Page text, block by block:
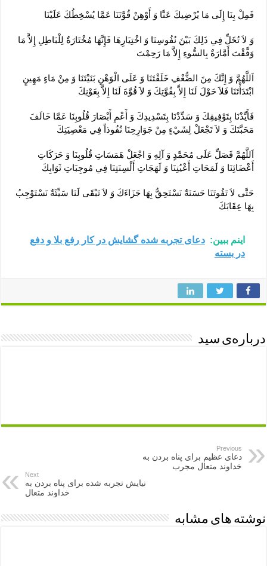
فَمِلْ بِنَا إِلَى مَا يُرْضِيكَ عَنَّا وَ أَوْهِنْ قُوَّتَنَا عَمَّا يُسْخِطُكَ عَلَيْنَا
وَ لاَ تُخَلِّ فِي ذَلِكَ بَيْنَ نُفُوسِنَا وَ اخْتِيَارِهَا فَإِنَّهَا مُخْتَارَةٌ لِلْبَاطِلِ إِلاَّ مَا
وَفَّقْتَ أَمَّارَةٌ بِالسُّوءِ إِلاَّ مَا رَحِمْتَ‏
اَللَّهُمَّ وَ إِنَّكَ مِنَ الضُّعْفِ خَلَقْتَنَا وَ عَلَى الْوَهْنِ بَنَيْتَنَا وَ مِنْ مَاءٍ مَهِينٍ
ابْتَدَأْتَنَا فَلاَ حَوْلَ لَنَا إِلاَّ بِقُوَّتِكَ وَ لاَ قُوَّةَ لَنَا إِلاَّ بِعَوْنِكَ‏
فَأَيِّدْنَا بِتَوْفِيقِكَ وَ سَدِّدْنَا بِتَسْدِيدِكَ وَ أَعْمِ أَبْصَارَ قُلُوبِنَا عَمَّا خَالَفَ
مَحَبَّتَكَ وَ لاَ تَجْعَلْ لِشَيْ‏ءٍ مِنْ جَوَارِحِنَا نُفُوذاً فِي مَعْصِيَتِكَ‏
اَللَّهُمَّ فَصَلِّ عَلَى مُحَمَّدٍ وَ آلِهِ وَ اجْعَلْ هَمَسَاتِ قُلُوبِنَا وَ حَرَكَاتِ
أَعْضَائِنَا وَ لَمَحَاتِ أَعْيُنِنَا وَ لَهَجَاتِ أَلْسِنَتِنَا فِي مُوجِبَاتِ ثَوَابِكَ‏
حَتَّى لاَ تَفُوتَنَا حَسَنَةٌ نَسْتَحِقُّ بِهَا جَزَاءَكَ وَ لاَ تَبْقَى لَنَا سَيِّئَةٌ نَسْتَوْجِبُ
بِهَا عِقَابَكَ
اینم ببین: دعای تجربه شده گشایش در کار رفع بلا و دفع
در بسته
درباره‌ی سید
Previous
دعای عظیم برای پناه بردن به
خداوند متعال مجرب
Next
نیایش تجربه شده برای پناه بردن به
خداوند متعال
نوشته های مشابه